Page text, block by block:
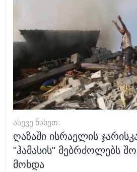
ᲐᲡᲔᲕᲔ ᲜᲐᲮᲔᲗ:
ღაზაში ისრაელის
"ჰამასის" მებრძოლებს
მოხდა